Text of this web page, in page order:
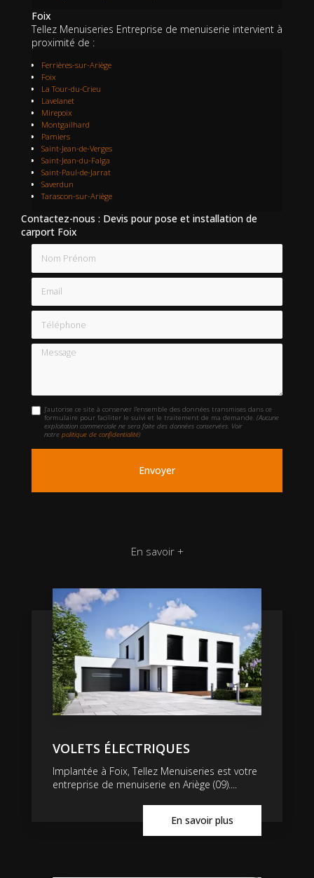
Foix
Tellez Menuiseries Entreprise de menuiserie intervient à
proximité de :
Ferrières-sur-Ariège
Foix
La Tour-du-Crieu
Lavelanet
Mirepoix
Montgailhard
Pamiers
Saint-Jean-de-Verges
Saint-Jean-du-Falga
Saint-Paul-de-Jarrat
Saverdun
Tarascon-sur-Ariège
Contactez-nous : Devis pour pose et installation de
carport Foix
Email
Téléphone
Message
J'autorise ce site à conserver l'ensemble des données transmises dans ce
formulaire pour faciliter le suivi et le traitement de ma demande.(Aucune
exploitation commerciale ne sera faite des données conservées. Voir
notrepolitique de confidentialité)
En savoir +
VOLETS ÉLECTRIQUES
Implantée à Foix, Tellez Menuiseries est votre
entreprise de menuiserie en Ariège (09)....
En savoir plus